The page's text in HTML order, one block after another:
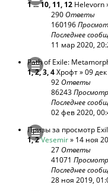
1...10, 11, 12 Helevorn
290Ответы
160196
Последнее
11 мар 2020,
Path of Exile:
1,2,3,4Хрофт» 09
92Ответы
86243
Последнее
02 фев 2020,
Призы за просмотр
1,2Vesemir» 14 ноя
27Ответы
41071
Последнее
28 ноя 2019,